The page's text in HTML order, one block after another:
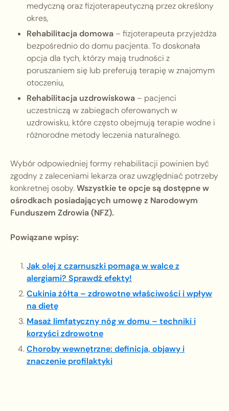
medyczną oraz fizjoterapeutyczną przez określony
okres,
Rehabilitacja domowa– fizjoterapeuta przyjeżdża
bezpośrednio do domu pacjenta. To doskonała
opcja dla tych, którzy mają trudności z
poruszaniem się lub preferują terapię w znajomym
otoczeniu,
Rehabilitacja uzdrowiskowa– pacjenci
uczestniczą w zabiegach oferowanych w
uzdrowisku, które często obejmują terapie wodne i
różnorodne metody leczenia naturalnego.
Wybór odpowiedniej formy rehabilitacji powinien być
zgodny z zaleceniami lekarza oraz uwzględniać potrzeby
konkretnej osoby.Wszystkie te opcje są dostępne w
ośrodkach posiadających umowę z Narodowym
Funduszem Zdrowia (NFZ).
Powiązane wpisy:
Jak olej z czarnuszki pomaga w walce z
alergiami? Sprawdź efekty!
Cukinia żółta – zdrowotne właściwości i wpływ
na dietę
Masaż limfatyczny nóg w domu – techniki i
korzyści zdrowotne
Choroby wewnętrzne: definicja, objawy i
znaczenie profilaktyki